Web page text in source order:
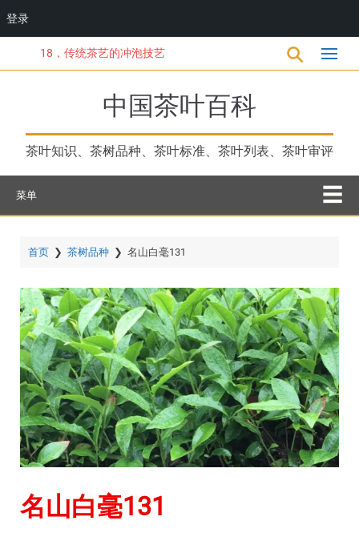
到
18，传统茶艺的冲泡技艺
中国茶叶百科
茶叶知识、茶树品种、茶叶标准、茶叶列表、茶叶审评
菜单
首页 ❯ 茶树品种 ❯ 名山白毫131
名山白毫131
登录